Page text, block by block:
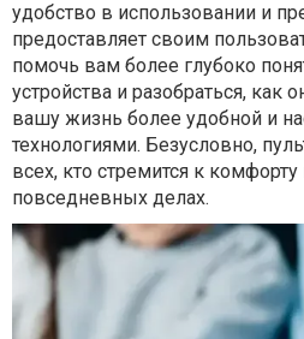
удобство в использовании и
предоставляет своим
помочь вам более глубоко
устройства и разобраться, как
вашу жизнь более удобной и
технологиями. Безусловно,
всех, кто стремится к
повседневных делах.